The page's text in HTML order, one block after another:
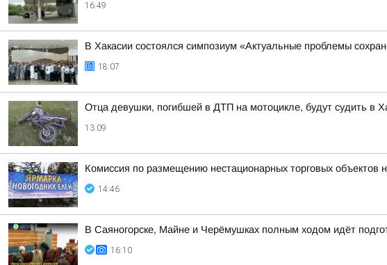
16:49
В Хакасии состоялся симпозиум «Актуальные проблемы
18:07
Отца девушки, погибшей в ДТП на мотоцикле, будут судить в
13:09
Комиссия по размещению нестационарных торговых объектов
14:46
В Саяногорске, Майне и Черёмушках полным ходом идёт
16:10